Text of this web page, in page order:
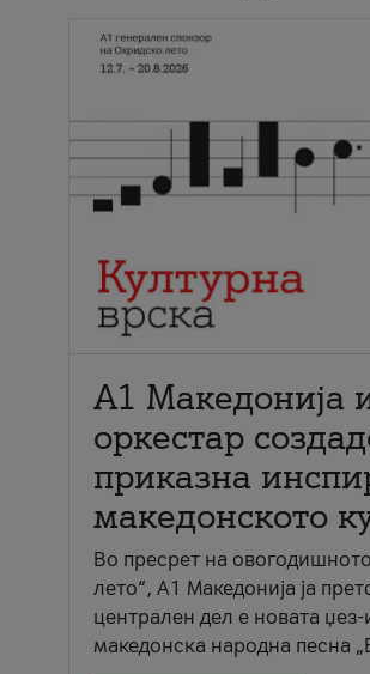
А1 Македонија
оркестар
приказна
македонското
Во пресрет на
лето“, А1 Македонија ја
централен дел е новата
македонска народна песна